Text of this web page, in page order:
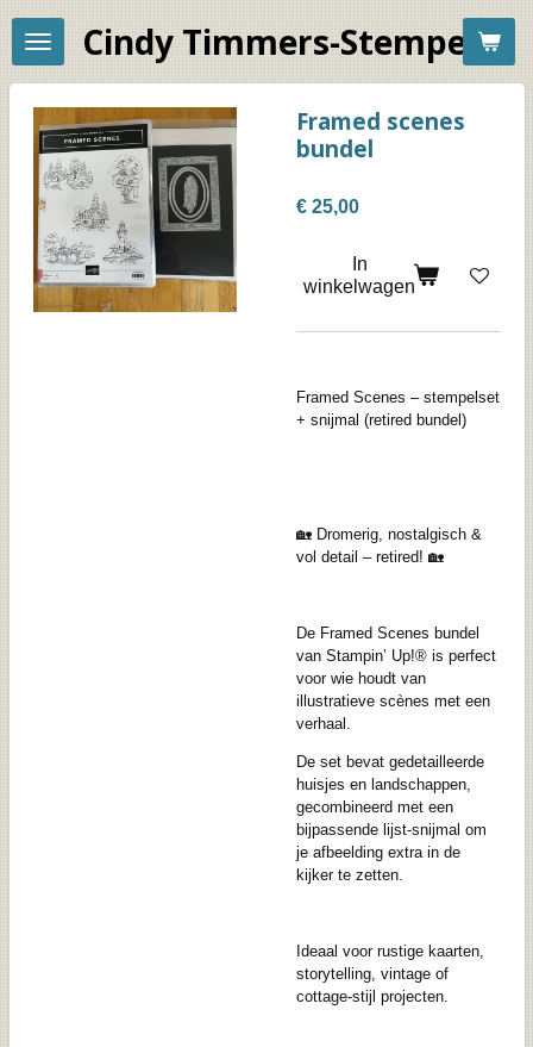
Ga
direct
naar
de
hoofdinhoud
Cindy Timmers-
Framed scenes
bundel
€ 25,00
In
winkelwagen
Framed Scenes – stempelset
+ snijmal (retired bundel)
🏡 Dromerig, nostalgisch &
vol detail – retired! 🏡
De Framed Scenes bundel
van Stampin’ Up!® is perfect
voor wie houdt van
illustratieve scènes met een
verhaal.
De set bevat gedetailleerde
huisjes en landschappen,
gecombineerd met een
bijpassende lijst-snijmal om
je afbeelding extra in de
kijker te zetten.
Ideaal voor rustige kaarten,
storytelling, vintage of
cottage-stijl projecten.